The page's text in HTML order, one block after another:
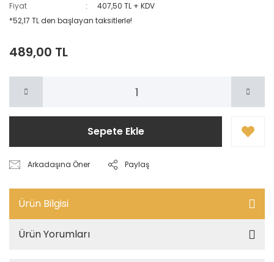
Fiyat
407,50 TL + KDV
*52,17 TL den başlayan taksitlerle!
489,00 TL
Sepete Ekle
Arkadaşına Öner Paylaş
Ürün Bilgisi
Ürün Yorumları